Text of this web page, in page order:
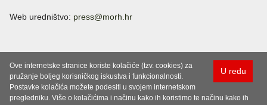
Web uredništvo: press@morh.hr
U redu
Ove internetske stranice koriste kolačiće (tzv. cookies) za
pružanje boljeg korisničkog iskustva i funkcionalnosti.
Postavke kolačića možete podesiti u svojem internetskom
pregledniku. Više o kolačićima i načinu kako ih koristimo te načinu kako ih